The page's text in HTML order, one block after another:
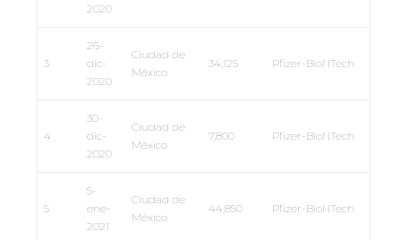
2020
3
26-
dic-
2020
Ciudad de
México
34,125 Pfizer-BioNTech
4
30-
dic-
2020
Ciudad de
México
7,800 Pfizer-BioNTech
5
5-
ene-
2021
Ciudad de
México
44,850 Pfizer-BioNTech